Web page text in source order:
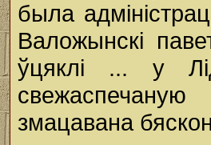
была
Валожынскі
ўцяклі ... у
змацавана